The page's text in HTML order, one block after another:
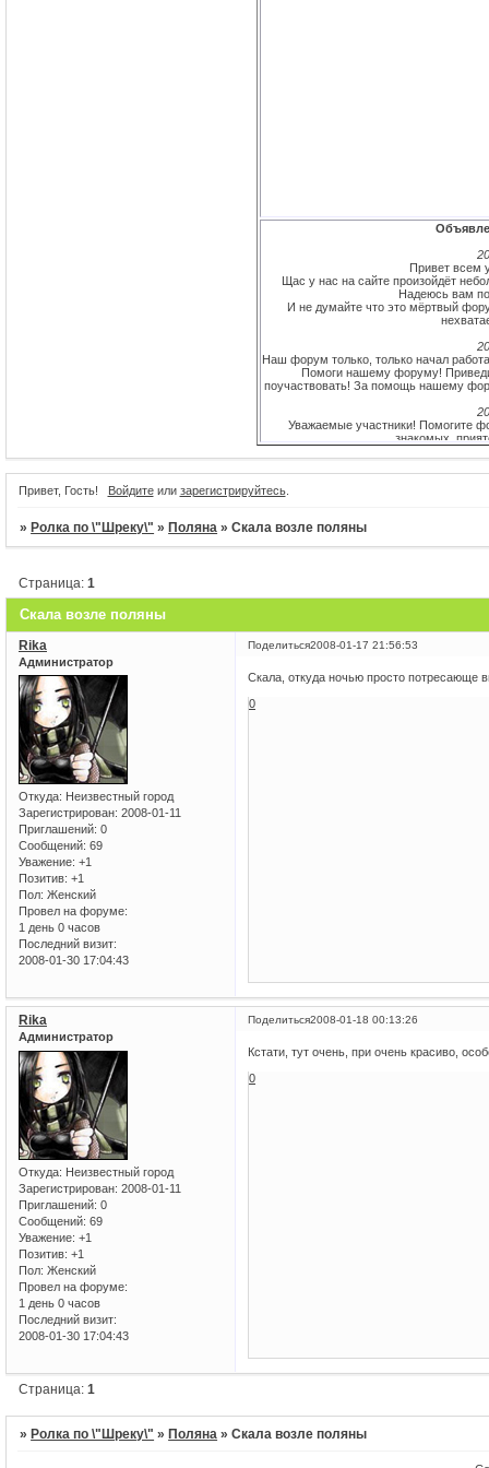
Привет всем
Щас у нас на сайте произойдёт
Надеюсь вам
И не думайте что это мёртвый
Наш форум только, только начал
Помоги нашему форуму!
поучаствовать! За помощь нашему
Уважаемые участники! Помогите
знакомых,
Привет, Гость! Войдитеили зарегистрируйтесь.
»Ролка по \"Шреку\" »Поляна »Скала возле поляны
Скала возле поляны
Страница:1
Поделиться2008-01-17 21:56:53
Rika
Администратор
Откуда: Неизвестный город
Зарегистрирован: 2008-01-11
Приглашений: 0
Сообщений: 69
Уважение: +1
Позитив: +1
Пол: Женский
Провел на форуме:
1 день 0 часов
Последний визит:
2008-01-30 17:04:43
Скала, откуда ночью просто потресающе
0
Поделиться2008-01-18 00:13:26
Rika
Администратор
Откуда: Неизвестный город
Зарегистрирован: 2008-01-11
Приглашений: 0
Сообщений: 69
Уважение: +1
Позитив: +1
Пол: Женский
Провел на форуме:
1 день 0 часов
Последний визит:
2008-01-30 17:04:43
Кстати, тут очень, при очень красиво,
0
Страница:1
» Ролка по \"Шреку\" » Поляна »Скала возле поляны